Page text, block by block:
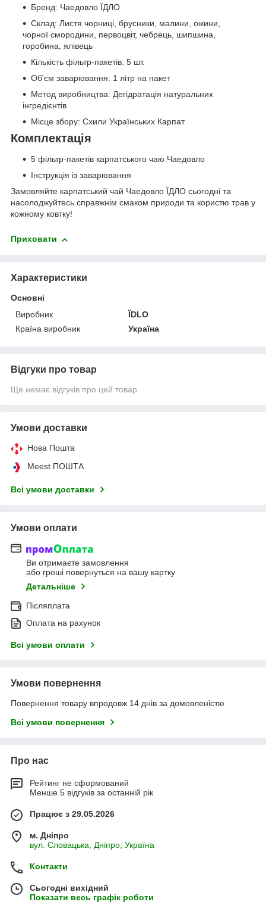
Бренд: Чаедовло ЇДЛО
Склад: Листя чорниці, брусники, малини, ожини,
чорної смородини, первоцвіт, чебрець, шипшина,
горобина, ялівець
Кількість фільтр-пакетів: 5 шт.
Об'єм заварювання: 1 літр на пакет
Метод виробництва: Дегідратація натуральних
інгредієнтів
Місце збору: Схили Українських Карпат
Комплектація
5 фільтр-пакетів карпатського чаю Чаедовло
Інструкція із заварювання
Замовляйте карпатський чай Чаедовло ЇДЛО сьогодні та
насолоджуйтесь справжнім смаком природи та користю трав у
кожному ковтку!
Приховати
Характеристики
Основні
Виробник
ЇDLO
Країна виробник
Україна
Відгуки про товар
Ще немає відгуків про цей товар
Умови доставки
Нова Пошта
Meest ПОШТА
Всі умови доставки
Умови оплати
Ви отримаєте замовлення
або гроші повернуться на вашу картку
Детальніше
Післяплата
Оплата на рахунок
Всі умови оплати
Умови повернення
Повернення товару впродовж 14 днів за домовленістю
Всі умови повернення
Про нас
Рейтинг не сформований
Менше 5 відгуків за останній рік
Працює з 29.05.2026
м. Дніпро
вул. Словацька, Дніпро, Україна
Контакти
Сьогодні вихідний
Показати весь графік роботи